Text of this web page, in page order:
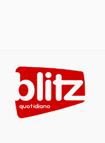
content